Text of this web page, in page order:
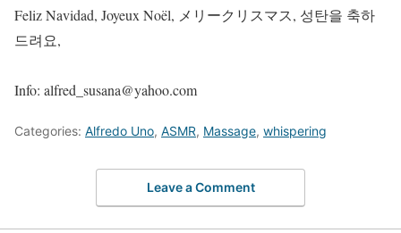
Feliz Navidad, Joyeux Noël, メリークリスマス, 성탄을 축하
드려요,
Info: alfred_susana@yahoo.com
Categories: Alfredo Uno, ASMR, Massage, whispering
Leave a Comment